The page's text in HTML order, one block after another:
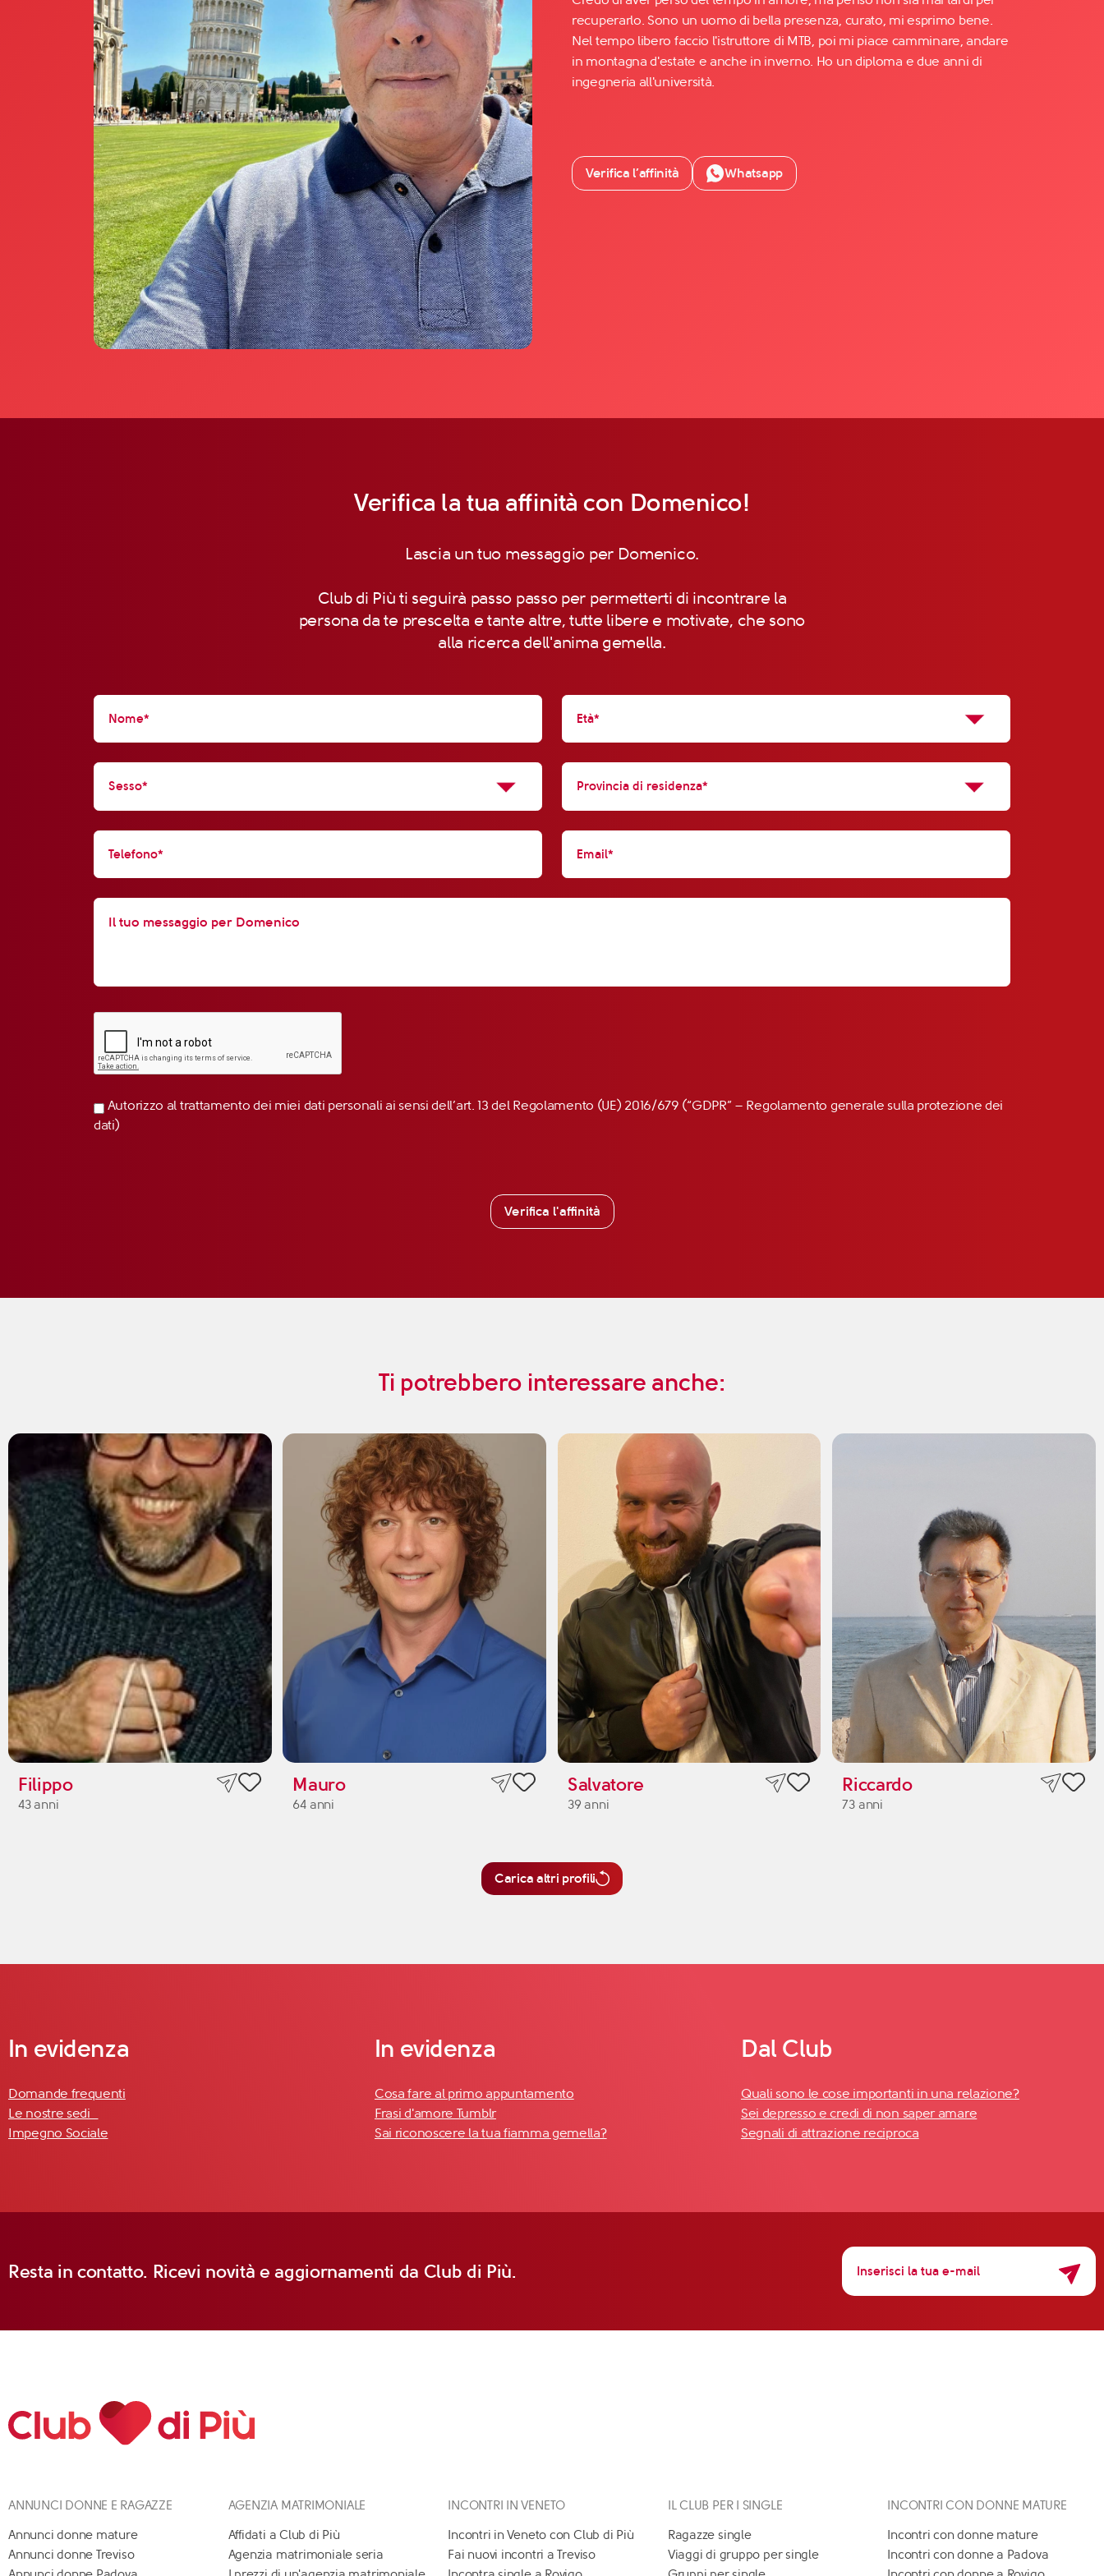
Facebook
YouTube
recuperarlo. Sono un uomo di bella presenza, curato, mi esprimo bene.
Nel tempo libero faccio l'istruttore di MTB, poi mi piace camminare, andare
in montagna d'estate e anche in inverno. Ho un diploma e due anni di
ingegneria all'università.
Verifica l’affinità Whatsapp
Verifica la tua affinità con Domenico!
Lascia un tuo messaggio per Domenico.
Club di Più ti seguirà passo passo per permetterti di incontrare la
persona da te prescelta e tante altre, tutte libere e motivate, che sono
alla ricerca dell'anima gemella.
Autorizzo al trattamento dei miei dati personali ai sensi dell’art. 13 del Regolamento (UE) 2016/679 (“GDPR” – Regolamento generale sulla protezione dei
dati)
Verifica l'affinità
Ti potrebbero interessare anche:
Filippo
43 anni
Mauro
64 anni
Salvatore
39 anni
Riccardo
73 anni
Carica altri profili
In evidenza
Domande frequenti
Le nostre sedi
Impegno Sociale
In evidenza
Cosa fare al primo appuntamento
Frasi d'amore Tumblr
Sai riconoscere la tua fiamma gemella?
Dal Club
Quali sono le cose importanti in una relazione?
Sei depresso e credi di non saper amare
Segnali di attrazione reciproca
Resta in contatto. Ricevi novità e aggiornamenti da Club di Più.
ANNUNCI DONNE E RAGAZZE
Annunci donne mature
Annunci donne Treviso
AGENZIA MATRIMONIALE
Affidati a Club di Più
Agenzia matrimoniale seria
INCONTRI IN VENETO
Incontri in Veneto con Club di Più
Fai nuovi incontri a Treviso
IL CLUB PER I SINGLE
Ragazze single
Viaggi di gruppo per single
INCONTRI CON DONNE MATURE
Incontri con donne mature
Incontri con donne a Padova